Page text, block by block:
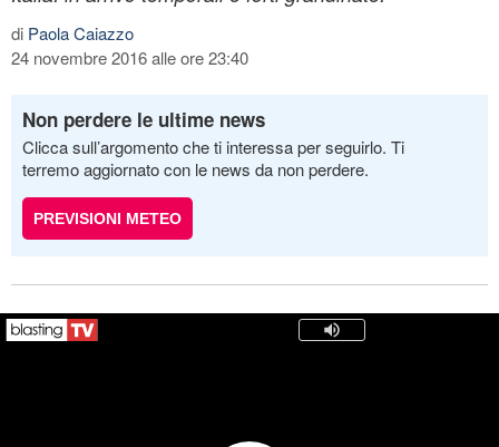
di Paola Caiazzo
24 novembre 2016 alle ore 23:40
Non perdere le ultime news
Clicca sull’argomento che ti interessa per seguirlo. Ti
terremo aggiornato con le news da non perdere.
PREVISIONI METEO